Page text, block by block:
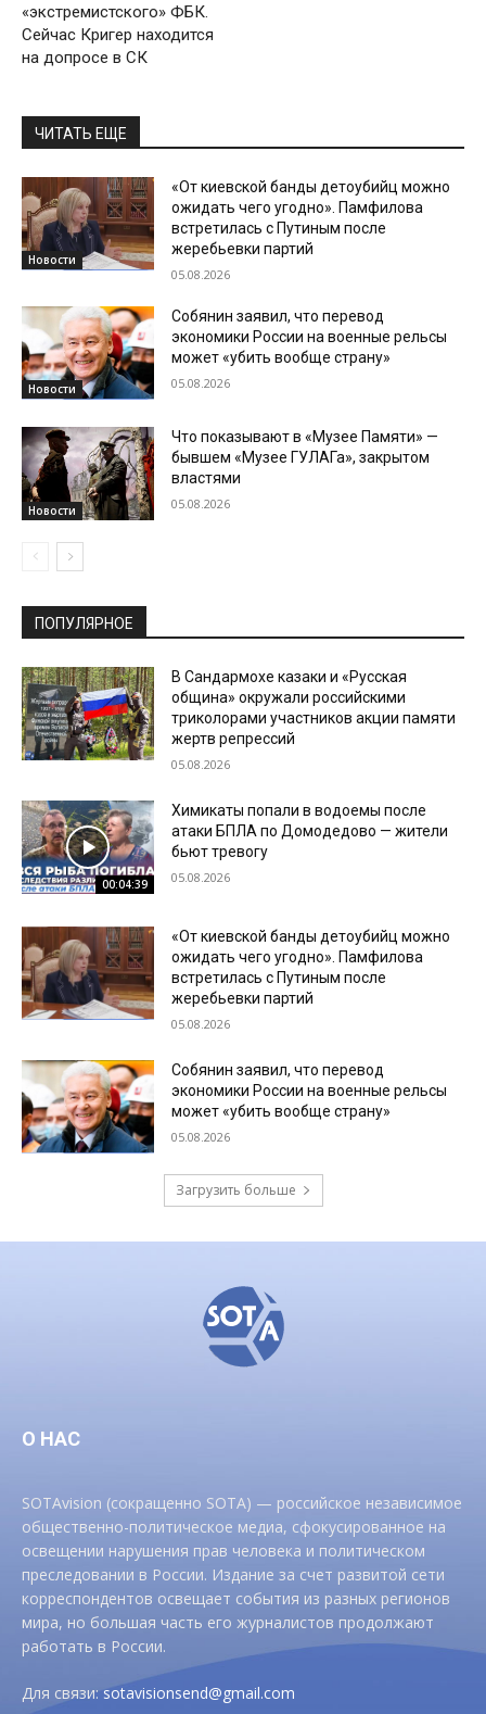
«экстремистского» ФБК.
Сейчас Кригер находится
на допросе в СК
ЧИТАТЬ ЕЩЕ
Новости
«От киевской банды детоубийц можно
ожидать чего угодно». Памфилова
встретилась с Путиным после
жеребьевки партий
05.08.2026
Новости
Собянин заявил, что перевод
экономики России на военные рельсы
может «убить вообще страну»
05.08.2026
Новости
Что показывают в «Музее Памяти» —
бывшем «Музее ГУЛАГа», закрытом
властями
05.08.2026
ПОПУЛЯРНОЕ
В Сандармохе казаки и «Русская
община» окружали российскими
триколорами участников акции памяти
жертв репрессий
05.08.2026
00:04:39
Химикаты попали в водоемы после
атаки БПЛА по Домодедово — жители
бьют тревогу
05.08.2026
«От киевской банды детоубийц можно
ожидать чего угодно». Памфилова
встретилась с Путиным после
жеребьевки партий
05.08.2026
Собянин заявил, что перевод
экономики России на военные рельсы
может «убить вообще страну»
05.08.2026
Загрузить больше
О НАС
SOTAvision (сокращенно SOTA) — российское независимое
общественно-политическое медиа, сфокусированное на
освещении нарушения прав человека и политическом
преследовании в России. Издание за счет развитой сети
корреспондентов освещает события из разных регионов
мира, но большая часть его журналистов продолжают
работать в России.
Для связи:sotavisionsend@gmail.com